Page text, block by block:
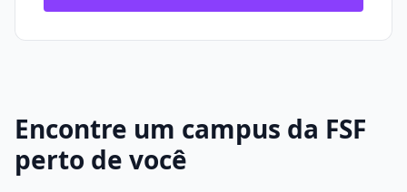
Encontre um campus da FSF
perto de você